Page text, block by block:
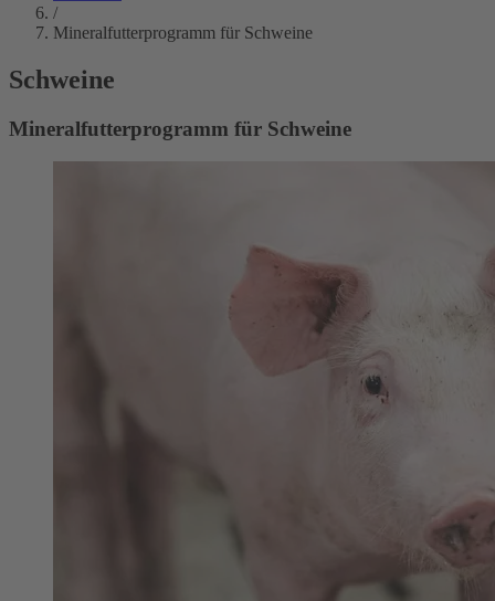
/
Mineralfutterprogramm für Schweine
Schweine
Mineralfutterprogramm für Schweine